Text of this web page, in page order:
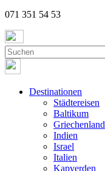
071 351 54 53
Destinationen
Städtereisen
Baltikum
Griechenland
Indien
Israel
Italien
Kapverden